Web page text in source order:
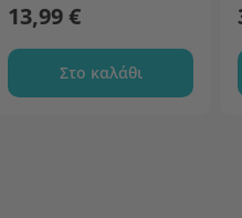
13,99 €
Στο καλάθι